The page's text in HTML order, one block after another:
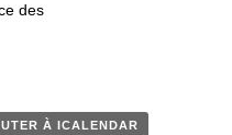
des
À ICALENDAR